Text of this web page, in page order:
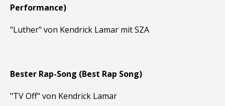
Performance)
"Luther" von Kendrick Lamar mit SZA
Bester Rap-Song (Best Rap Song)
"TV Off" von Kendrick Lamar